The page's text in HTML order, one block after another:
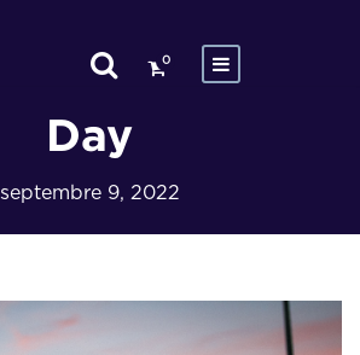
0
Day
septembre 9, 2022